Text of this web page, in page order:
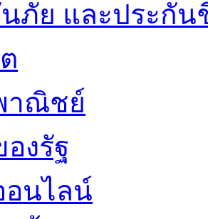
ภัย และประกัน
าณิชย์
งรัฐ
อนไลน์